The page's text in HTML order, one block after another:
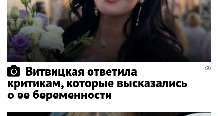
Витвицкая ответила
критикам, которые высказались
о ее беременности